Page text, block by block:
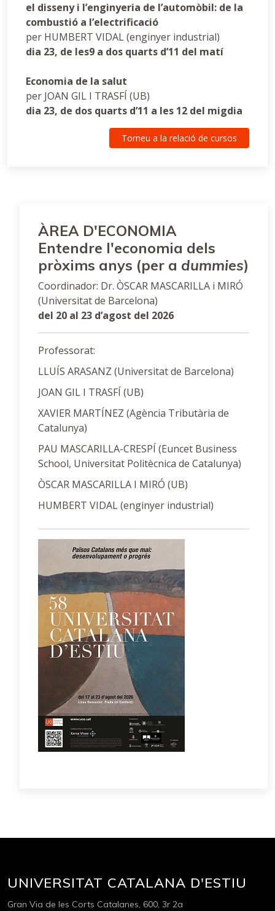
el disseny i l’enginyeria de l’automòbil: de la
combustió a l’electrificació
per HUMBERT VIDAL (enginyer industrial)
dia 23, de les9 a dos quarts d’11 del matí
Economia de la salut
per JOAN GIL I TRASFÍ (UB)
dia 23, de dos quarts d’11 a les 12 del migdia
Torneu a la relació de cursos
ÀREA D'ECONOMIA
Entendre l'economia dels
pròxims anys (per a dummies)
Coordinador: Dr. ÒSCAR MASCARILLA i MIRÓ
(Universitat de Barcelona)
del 20 al 23 d’agost del 2026
Professorat:
LLUÍS ARASANZ (Universitat de Barcelona)
JOAN GIL I TRASFÍ (UB)
XAVIER MARTÍNEZ (Agència Tributària de
Catalunya)
PAU MASCARILLA-CRESPÍ (Euncet Business
School, Universitat Politècnica de Catalunya)
ÒSCAR MASCARILLA I MIRÓ (UB)
HUMBERT VIDAL (enginyer industrial)
UNIVERSITAT CATALANA D'ESTIU
Gran Via de les Corts Catalanes, 600, 3r 2a